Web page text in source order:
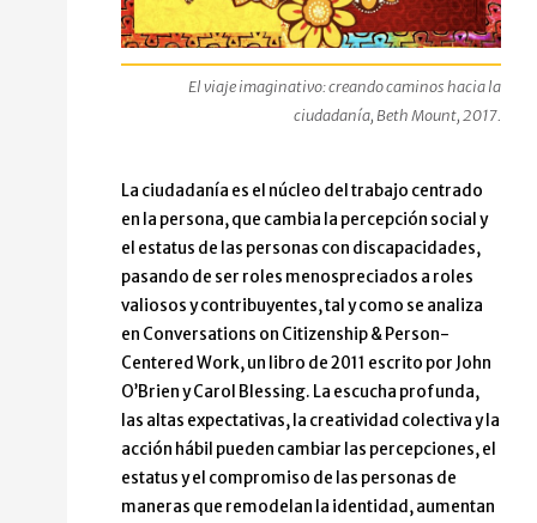
El viaje imaginativo: creando caminos hacia la
ciudadanía, Beth Mount, 2017.
La ciudadanía es el núcleo del trabajo centrado
en la persona, que cambia la percepción social y
el estatus de las personas con discapacidades,
pasando de ser roles menospreciados a roles
valiosos y contribuyentes, tal y como se analiza
en Conversations on Citizenship & Person-
Centered Work, un libro de 2011 escrito por John
O’Brien y Carol Blessing. La escucha profunda,
las altas expectativas, la creatividad colectiva y la
acción hábil pueden cambiar las percepciones, el
estatus y el compromiso de las personas de
maneras que remodelan la identidad, aumentan